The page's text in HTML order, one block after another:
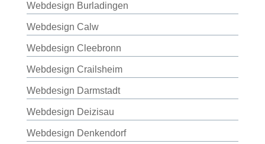
Webdesign Burladingen
Webdesign Calw
Webdesign Cleebronn
Webdesign Crailsheim
Webdesign Darmstadt
Webdesign Deizisau
Webdesign Denkendorf